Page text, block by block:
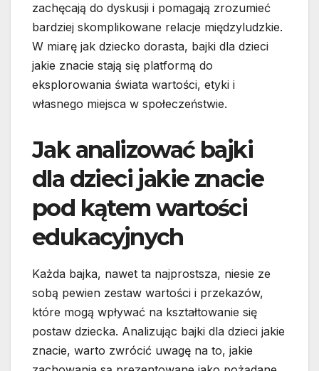
zachęcają do dyskusji i pomagają zrozumieć
bardziej skomplikowane relacje międzyludzkie.
W miarę jak dziecko dorasta, bajki dla dzieci
jakie znacie stają się platformą do
eksplorowania świata wartości, etyki i
własnego miejsca w społeczeństwie.
Jak analizować bajki
dla dzieci jakie znacie
pod kątem wartości
edukacyjnych
Każda bajka, nawet ta najprostsza, niesie ze
sobą pewien zestaw wartości i przekazów,
które mogą wpływać na kształtowanie się
postaw dziecka. Analizując bajki dla dzieci jakie
znacie, warto zwrócić uwagę na to, jakie